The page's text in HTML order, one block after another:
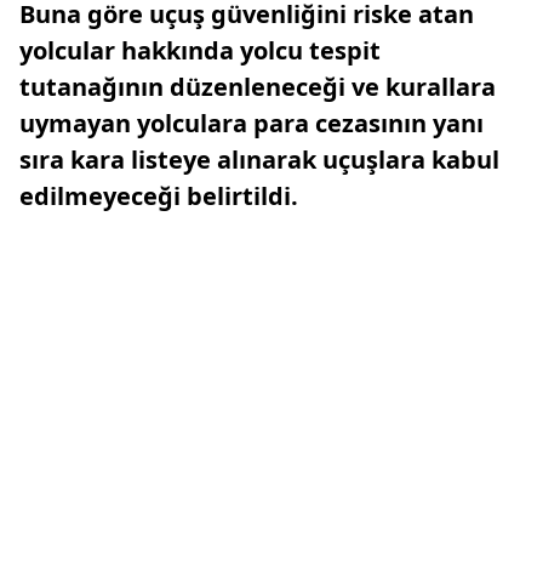
Buna göre uçuş güvenliğini riske atan
yolcular hakkında yolcu tespit
tutanağının düzenleneceği ve kurallara
uymayan yolculara para cezasının yanı
sıra kara listeye alınarak uçuşlara kabul
edilmeyeceği belirtildi.